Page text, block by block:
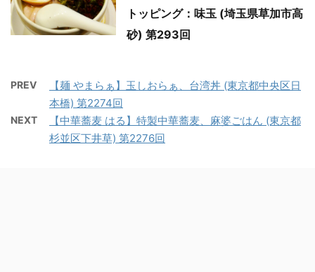
トッピング：味玉 (埼玉県草加市高
砂) 第293回
PREV
【麺 やまらぁ】玉しおらぁ、台湾丼 (東京都中央区日
本橋) 第2274回
NEXT
【中華蕎麦 はる】特製中華蕎麦、麻婆ごはん (東京都
杉並区下井草) 第2276回